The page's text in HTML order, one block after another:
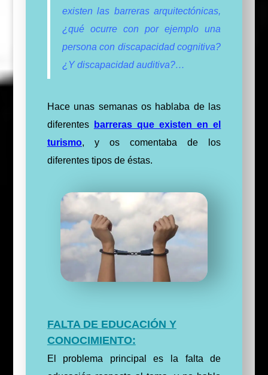
existen las barreras arquitectónicas,
¿qué ocurre con por ejemplo una
persona con discapacidad cognitiva?
¿Y discapacidad auditiva?…
Hace unas semanas os hablaba de las
diferentes
barreras que existen en el
turismo, y os comentaba de los
diferentes tipos de éstas.
FALTA DE EDUCACIÓN Y
CONOCIMIENTO:
El problema principal es la falta de